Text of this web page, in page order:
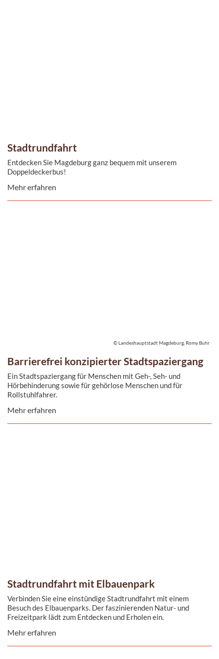
Stadtrundfahrt
Entdecken Sie Magdeburg ganz bequem mit unserem
Doppeldeckerbus!
Mehr erfahren
Barrierefrei konzipierter Stadtspaziergang
Ein Stadtspaziergang für Menschen mit Geh-, Seh- und
Hörbehinderung sowie für gehörlose Menschen und für
Rollstuhlfahrer.
Mehr erfahren
© Landeshauptstadt Magdeburg, Romy Buhr
Stadtrundfahrt mit Elbauenpark
Verbinden Sie eine einstündige Stadtrundfahrt mit einem
Besuch des Elbauenparks. Der faszinierenden Natur- und
Freizeitpark lädt zum Entdecken und Erholen ein.
Mehr erfahren